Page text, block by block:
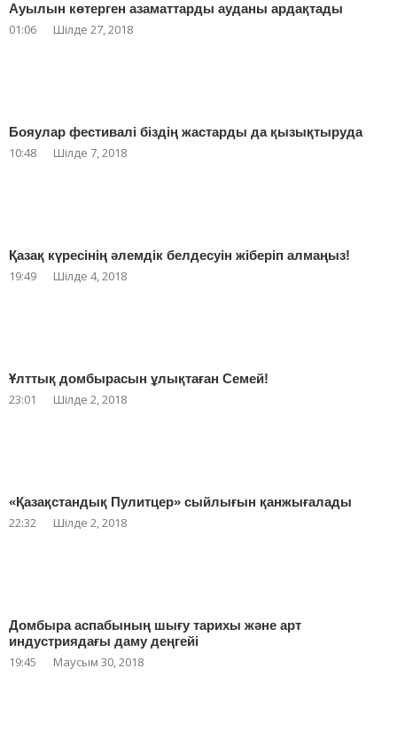
Ауылын көтерген азаматтарды ауданы ардақтады
01:06 Шілде 27, 2018
Бояулар фестивалі біздің жастарды да қызықтыруда
10:48 Шілде 7, 2018
Қазақ күресінің әлемдік белдесуін жіберіп алмаңыз!
19:49 Шілде 4, 2018
Ұлттық домбырасын ұлықтаған Семей!
23:01 Шілде 2, 2018
«Қазақстандық Пулитцер» сыйлығын қанжығалады
22:32 Шілде 2, 2018
Домбыра аспабының шығу тарихы және арт
индустриядағы даму деңгейі
19:45 Маусым 30, 2018